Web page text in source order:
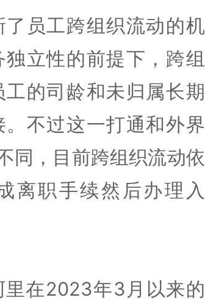
员工跨组织流动的机
立性的前提下，跨组
工的司龄和未归属长期
不过这一打通和外界
同，目前跨组织流动依
离职手续然后办理入
在2023年3月以来的